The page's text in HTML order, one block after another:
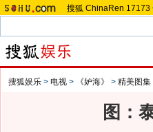
搜狐 ChinaRen 17173
搜狐娱乐 > 电视 > 《妒海》 > 精美图集
图：